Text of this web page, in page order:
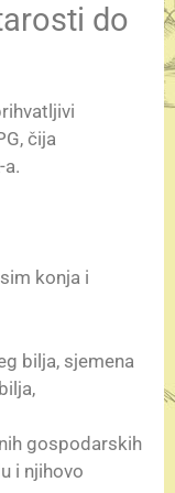
do
čija
a.
konja i
bilja, sjemena
gospodarskih
i njihovo